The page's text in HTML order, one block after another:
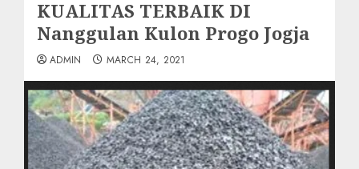
KUALITAS TERBAIK DI
Nanggulan Kulon Progo Jogja
ADMIN MARCH 24, 2021